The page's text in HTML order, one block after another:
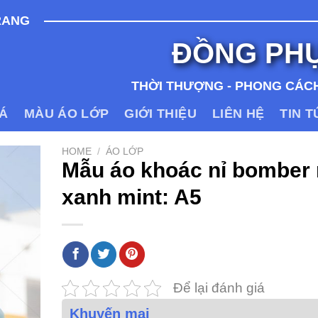
ĐỒNG
THỜI THƯỢNG - PHONG
MÀU ÁO LỚP GIỚI THIỆU LIÊN HỆ TIN
HOME / ÁO LỚP
Mẫu áo khoác nỉ bomber
xanh mint: A5
Để lại đánh giá
Khuyến mại